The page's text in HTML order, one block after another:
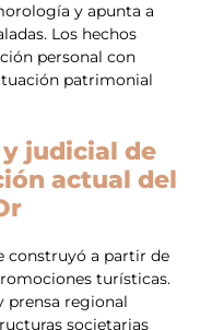
y apunta a
Los hechos
personal con
patrimonial
judicial de
actual del
construyó a partir de
turísticas.
prensa regional
societarias